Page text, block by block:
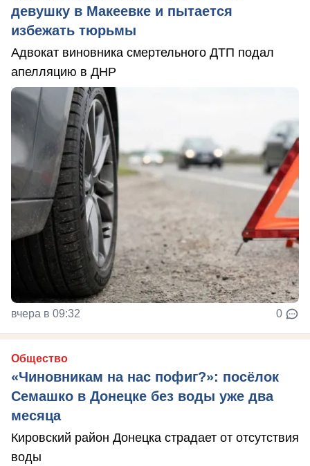
девушку в Макеевке и пытается
избежать тюрьмы
Адвокат виновника смертельного ДТП подал
апелляцию в ДНР
вчера в 09:32 0
Общество
«Чиновникам на нас пофиг?»: посёлок
Семашко в Донецке без воды уже два
месяца
Кировский район Донецка страдает от отсутствия
воды